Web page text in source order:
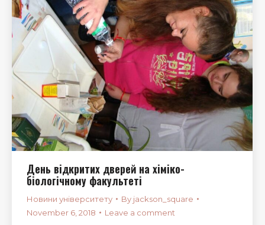
День відкритих дверей на хіміко-
біологічному факультеті
Новини університету By jackson_square
November 6, 2018
Leave a comment